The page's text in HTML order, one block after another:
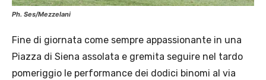
Ph. Ses/Mezzelani
Fine di giornata come sempre appassionante in una
Piazza di Siena assolata e gremita seguire nel tardo
pomeriggio le performance dei dodici binomi al via